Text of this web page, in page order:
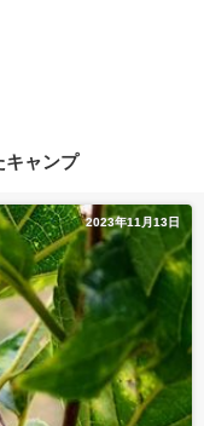
キャンプ
2023年11月13日